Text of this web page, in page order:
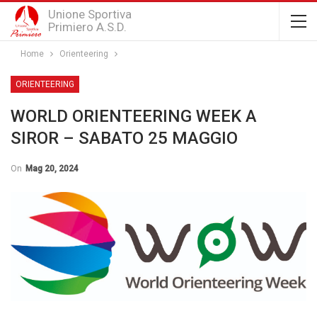
Unione Sportiva
Primiero A.S.D.
Home Orienteering
ORIENTEERING
WORLD ORIENTEERING WEEK A
SIROR – SABATO 25 MAGGIO
On Mag 20, 2024